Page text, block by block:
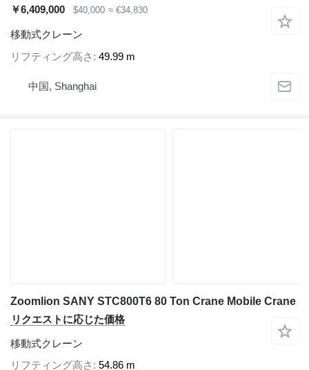
￥6,409,000
$40,000 ≈ €34,830
移動式クレーン
リフティング高さ
49.99 m
中国, Shanghai
Zoomlion SANY STC800T6 80 Ton Crane Mobile Crane
リクエストに応じた価格
移動式クレーン
リフティング高さ
54.86 m